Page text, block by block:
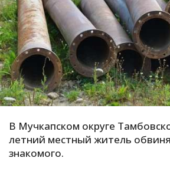
Е
И
К
В Мучкапском округе
летний местный житель
знакомого.